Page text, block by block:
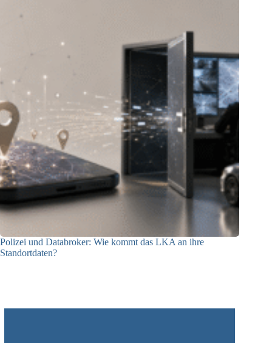
Polizei und Databroker: Wie kommt das LKA an ihre
Standortdaten?